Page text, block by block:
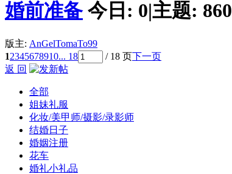
婚前准备 今日: 0|主题: 860
版主: AnGelTomaTo99
12345678910... 18 / 18 页下一页
返 回
全部
姐妹礼服
化妆/美甲师/摄影/录影师
结婚日子
婚姻注册
花车
婚礼小礼品